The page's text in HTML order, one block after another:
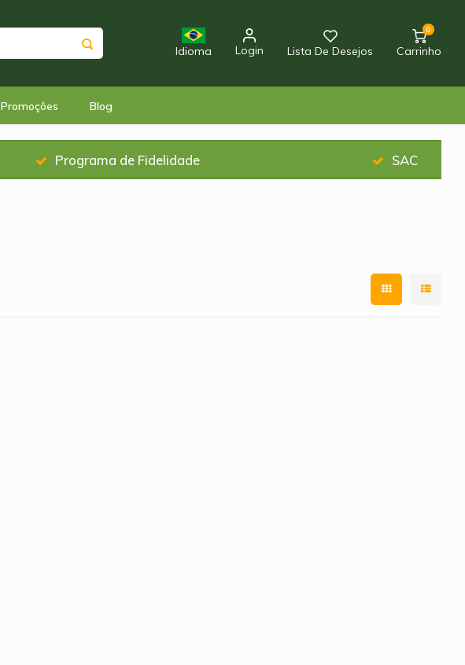
Idioma Login Lista De Desejos
0
Carrinho
Promoçôes Blog
Programa de Fidelidade SAC